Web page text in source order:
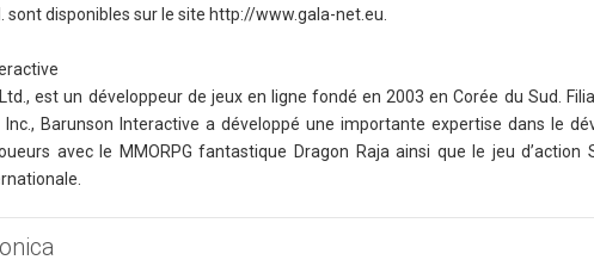
sont disponibles sur le site http://www.gala-net.eu.
est un développeur de jeux en ligne fondé en 2003 en Corée du Sud.
Barunson Interactive a développé une importante expertise dans le
avec le MMORPG fantastique Dragon Raja ainsi que le jeu d’action